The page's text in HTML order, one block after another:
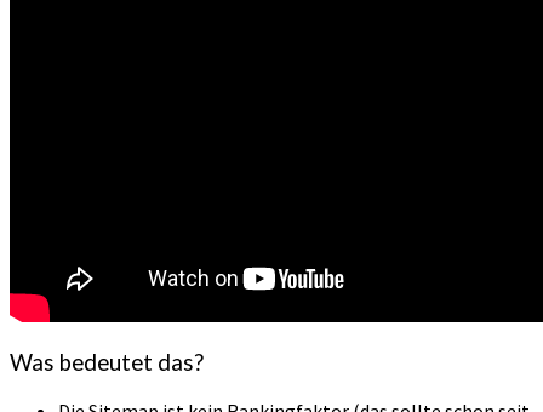
Was bedeutet das?